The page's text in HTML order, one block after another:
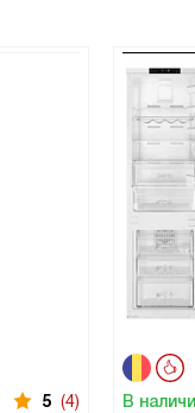
5 (4) В